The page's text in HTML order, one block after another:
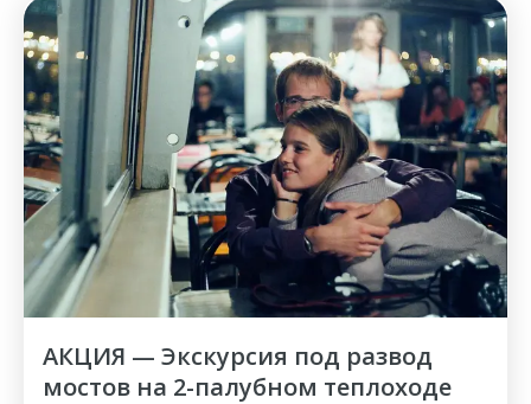
АКЦИЯ — Экскурсия под развод
мостов на 2-палубном теплоходе